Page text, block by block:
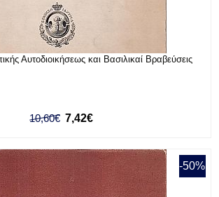
Αυτοδιοικήσεως και Βασιλικαί Βραβεύσεις
10,60€ 7,42€
-50%